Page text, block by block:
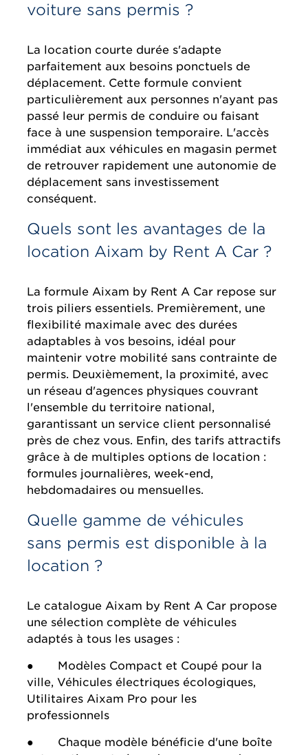
voiture sans permis ?
La location courte durée s'adapte
parfaitement aux besoins ponctuels de
déplacement. Cette formule convient
particulièrement aux personnes n'ayant pas
passé leur permis de conduire ou faisant
face à une suspension temporaire. L'accès
immédiat aux véhicules en magasin permet
de retrouver rapidement une autonomie de
déplacement sans investissement
conséquent.
Quels sont les avantages de la
location Aixam by Rent A Car ?
La formule Aixam by Rent A Car repose sur
trois piliers essentiels. Premièrement, une
flexibilité maximale avec des durées
adaptables à vos besoins, idéal pour
maintenir votre mobilité sans contrainte de
permis. Deuxièmement, la proximité, avec
un réseau d'agences physiques couvrant
l'ensemble du territoire national,
garantissant un service client personnalisé
près de chez vous. Enfin, des tarifs attractifs
grâce à de multiples options de location :
formules journalières, week-end,
hebdomadaires ou mensuelles.
Quelle gamme de véhicules
sans permis est disponible à la
location ?
Le catalogue Aixam by Rent A Car propose
une sélection complète de véhicules
adaptés à tous les usages :
● Modèles Compact et Coupé pour la
ville, Véhicules électriques écologiques,
Utilitaires Aixam Pro pour les
professionnels
● Chaque modèle bénéficie d'une boîte